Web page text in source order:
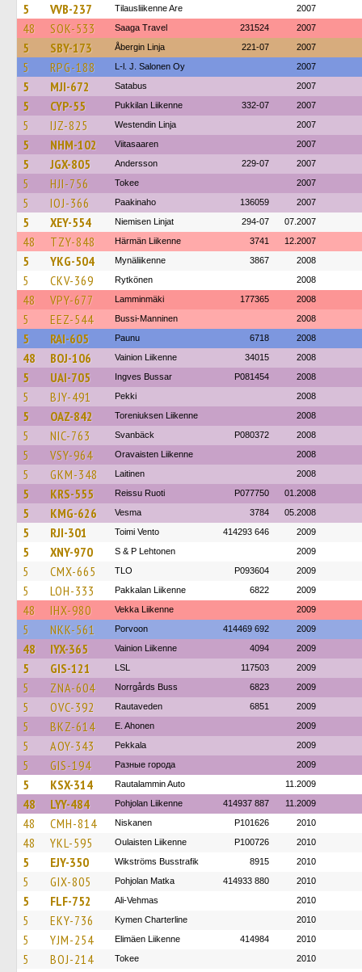
5 VVB-237 Tilausliikenne Are 2007
48 SOK-533 Saaga Travel 231524 2007
5 SBY-173 Åbergin Linja 221-07 2007
5 RPG-188 L-l. J. Salonen Oy 2007
5 MJI-672 Satabus 2007
5 CYP-55 Pukkilan Liikenne 332-07 2007
5 IJZ-825 Westendin Linja 2007
5 NHM-102 Viitasaaren 2007
5 JGX-805 Andersson 229-07 2007
5 HJI-756 Tokee 2007
5 IOJ-366 Paakinaho 136059 2007
5 XEY-554 Niemisen Linjat 294-07 07.2007
48 TZY-848 Härmän Liikenne 3741 12.2007
5 YKG-504 Mynäliikenne 3867 2008
5 CKV-369 Rytkönen 2008
48 VPY-677 Lamminmäki 177365 2008
5 EEZ-544 Bussi-Manninen 2008
5 RAI-605 Paunu 6718 2008
48 BOJ-106 Vainion Liikenne 34015 2008
5 UAI-705 Ingves Bussar P081454 2008
5 BJY-491 Pekki 2008
5 OAZ-842 Toreniuksen Liikenne 2008
5 NIC-763 Svanbäck P080372 2008
5 VSY-964 Oravaisten Liikenne 2008
5 GKM-348 Laitinen 2008
5 KRS-555 Reissu Ruoti P077750 01.2008
5 KMG-626 Vesma 3784 05.2008
5 RJI-301 Toimi Vento 414293 646 2009
5 XNY-970 S & P Lehtonen 2009
5 CMX-665 TLO P093604 2009
5 LOH-333 Pakkalan Liikenne 6822 2009
48 IHX-980 Vekka Liikenne 2009
5 NKK-561 Porvoon 414469 692 2009
48 IYX-365 Vainion Liikenne 4094 2009
5 GIS-121 LSL 117503 2009
5 ZNA-604 Norrgårds Buss 6823 2009
5 OVC-392 Rautaveden 6851 2009
5 BKZ-614 E. Ahonen 2009
5 AOY-343 Pekkala 2009
5 GIS-194 Разные города 2009
5 KSX-314 Rautalammin Auto 11.2009
48 LYY-484 Pohjolan Liikenne 414937 887 11.2009
48 CMH-814 Niskanen P101626 2010
48 YKL-595 Oulaisten Liikenne P100726 2010
5 EJY-350 Wikströms Busstrafik 8915 2010
5 GIX-805 Pohjolan Matka 414933 880 2010
5 FLF-752 Ali-Vehmas 2010
5 EKY-736 Kymen Charterline 2010
5 YJM-254 Elimäen Liikenne 414984 2010
5 BOJ-214 Tokee 2010